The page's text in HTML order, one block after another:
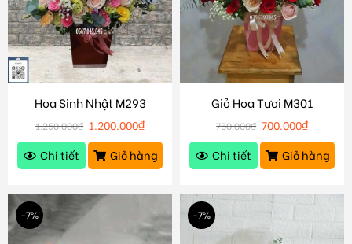
Hoa Sinh Nhật M293
1.250.000₫ 1.200.000₫
Chi tiết
Giỏ hàng
Giỏ Hoa Tươi M301
750.000₫ 700.000₫
Chi tiết
Giỏ hàng
-7% -7%